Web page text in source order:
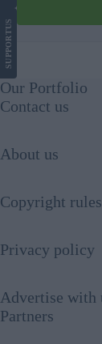
SUPPORT
US
Our Portfolio
Contact us
About us
Copyright rules
Privacy policy
Advertise with
Partners